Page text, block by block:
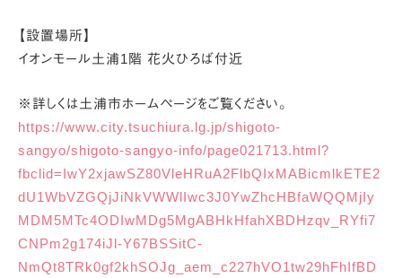
【設置場所】
イオンモール土浦1階 花火ひろば付近
※詳しくは土浦市ホームページをご覧ください。
https://www.city.tsuchiura.lg.jp/shigoto-
sangyo/shigoto-sangyo-info/page021713.html?
fbclid=IwY2xjawSZ80VleHRuA2FlbQIxMABicmlkETE2
dU1WbVZGQjJiNkVWWlIwc3J0YwZhcHBfaWQQMjIy
MDM5MTc4ODIwMDg5MgABHkHfahXBDHzqv_RYfi7
CNPm2g174iJl-Y67BSSitC-
NmQt8TRk0gf2khSOJg_aem_c227hVO1tw29hFhIfBD